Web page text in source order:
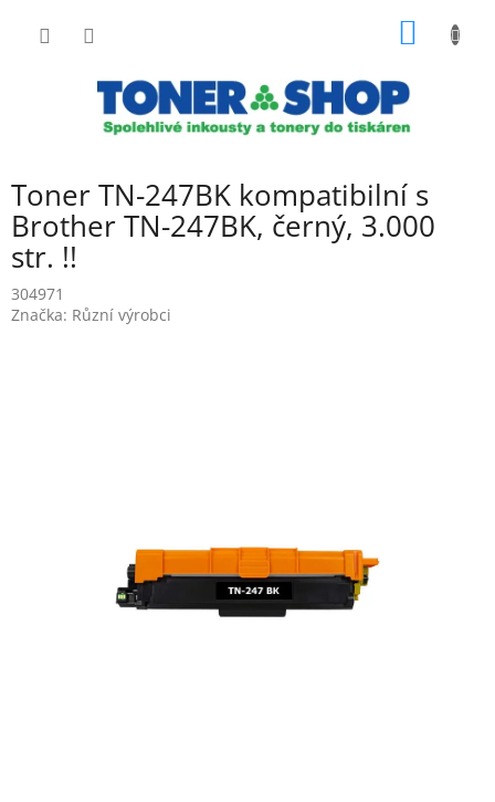
Toner TN-247BK kompatibilní s
Brother TN-247BK, černý, 3.000
str. !!
304971
Značka: Různí výrobci